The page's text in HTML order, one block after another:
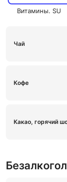
Витамины. SU
Чай
Кофе
Какао, горячий